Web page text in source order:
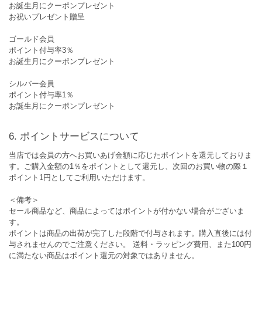
お誕生月にクーポンプレゼント
お祝いプレゼント贈呈
ゴールド会員
ポイント付与率3％
お誕生月にクーポンプレゼント
シルバー会員
ポイント付与率1％
お誕生月にクーポンプレゼント
ポイントサービスについて
当店では会員の方へお買いあげ金額に応じたポイントを還元しておりま
す。ご購入金額の1％をポイントとして還元し、次回のお買い物の際１
ポイント1円としてご利用いただけます。
＜備考＞
セール商品など、商品によってはポイントが付かない場合がございま
す。
ポイントは商品の出荷が完了した段階で付与されます。購入直後には付
与されませんのでご注意ください。 送料・ラッピング費用、また100円
に満たない商品はポイント還元の対象ではありません。